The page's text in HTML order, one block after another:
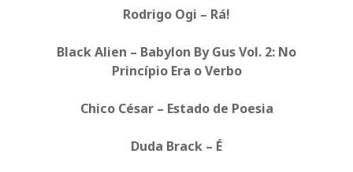
Rodrigo Ogi – Rá!
Black Alien – Babylon By Gus Vol. 2: No
Princípio Era o Verbo
Chico César – Estado de Poesia
Duda Brack – É